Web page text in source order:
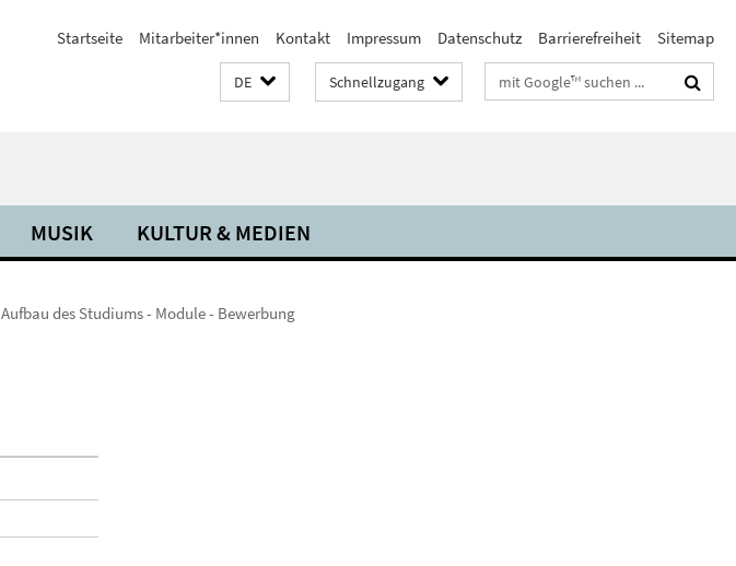
Startseite Mitarbeiter*innen Kontakt Impressum Datenschutz Barrierefreiheit Sitemap
DE Schnellzugang Suchbegriffe
MUSIK KULTUR & MEDIEN
Aufbau des Studiums - Module - Bewerbung